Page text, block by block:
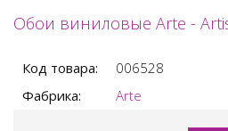
Обои виниловые Arte -
Код товара:
006528
Фабрика:
Arte